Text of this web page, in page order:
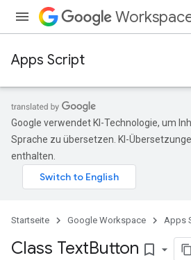
Apps Script
Google verwendet KI-Technologie, um
Sprache zu übersetzen. KI-
enthalten.
Startseite Google Workspace Apps
Class TextButton bookmark_border